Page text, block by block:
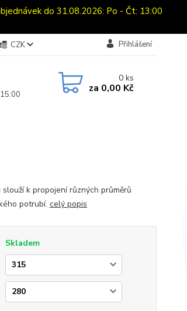
do 31.08.2026: Po - Čt: 13:00
CZK Přihlášení
0ks
za 0,00 Kč
k propojení různých průměrů
potrubí. celý popis
Skladem